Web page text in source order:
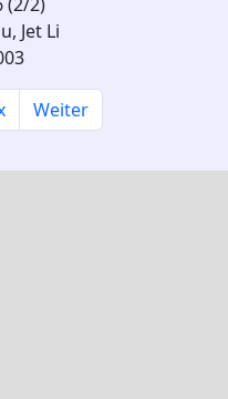
Jet Li
Weiter